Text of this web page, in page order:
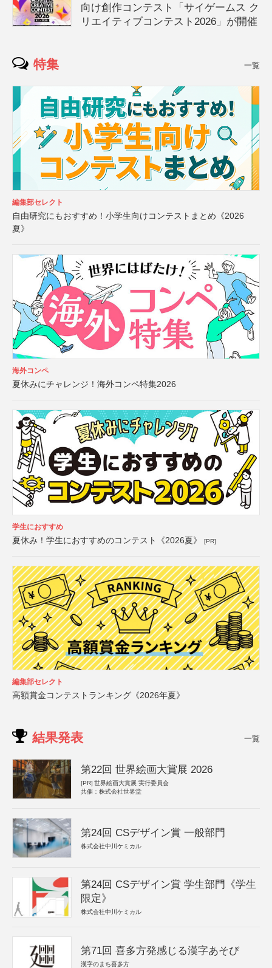
向け創作コンテスト「サイゲームス ク
リエイティブコンテスト2026」が開催
特集 一覧
編集部セレクト
自由研究にもおすすめ！小学生向けコンテストまとめ《2026
夏》
海外コンペ
夏休みにチャレンジ！海外コンペ特集2026
学生におすすめ
夏休み！学生におすすめのコンテスト《2026夏》 [PR]
編集部セレクト
高額賞金コンテストランキング《2026年夏》
結果発表 一覧
第22回 世界絵画大賞展 2026
[PR] 世界絵画大賞展 実行委員会
共催：株式会社世界堂
第24回 CSデザイン賞 一般部門
株式会社中川ケミカル
第24回 CSデザイン賞 学生部門《学生
限定》
株式会社中川ケミカル
第71回 喜多方発感じる漢字あそび
漢字のまち喜多方